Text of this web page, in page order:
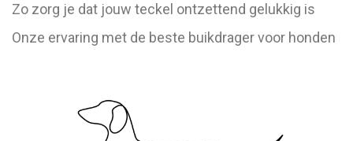
Zo zorg je dat jouw teckel ontzettend gelukkig is
Onze ervaring met de beste buikdrager voor honden